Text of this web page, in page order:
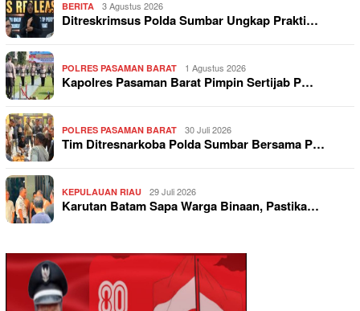
BERITA 3 Agustus 2026
Ditreskrimsus Polda Sumbar Ungkap Prakti…
POLRES PASAMAN BARAT 1 Agustus 2026
Kapolres Pasaman Barat Pimpin Sertijab P…
POLRES PASAMAN BARAT 30 Juli 2026
Tim Ditresnarkoba Polda Sumbar Bersama P…
KEPULAUAN RIAU 29 Juli 2026
Karutan Batam Sapa Warga Binaan, Pastika…